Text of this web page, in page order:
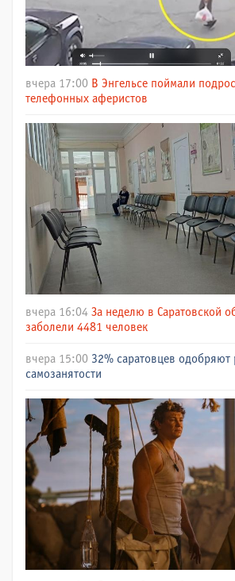
вчера 17:00 В Энгельсе поймали
телефонных аферистов
вчера 16:04 За неделю в Саратовской
заболели 4481 человек
вчера 15:00 32% саратовцев
самозанятости